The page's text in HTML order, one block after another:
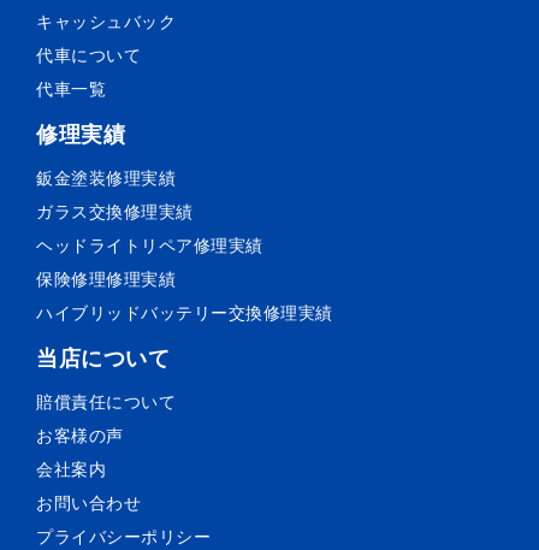
キャッシュバック
代車について
代車一覧
修理実績
鈑金塗装修理実績
ガラス交換修理実績
ヘッドライトリペア修理実績
保険修理修理実績
ハイブリッドバッテリー交換修理実績
当店について
賠償責任について
お客様の声
会社案内
お問い合わせ
プライバシーポリシー